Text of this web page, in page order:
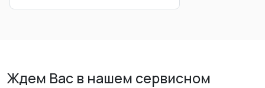
Ждем Вас в нашем сервисном